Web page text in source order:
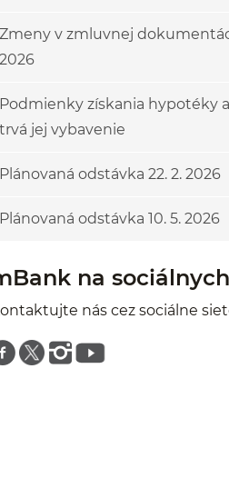
Zmeny v zmluvnej
2026
Podmienky získania hypotéky
trvá jej vybavenie
Plánovaná odstávka 22. 2. 2026
Plánovaná odstávka 10. 5. 2026
na
nás cez sociálne
nas na facebooku
Znajdź nas na twitterze
Znajdź nas na instagramie
Znajdź nas na youtube